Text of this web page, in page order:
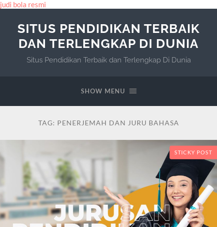
judi bola resmi
SITUS PENDIDIKAN TERBAIK
DAN TERLENGKAP DI DUNIA
Situs Pendidikan Terbaik dan Terlengkap Di Dunia
SHOW MENU
TAG: PENERJEMAH DAN JURU BAHASA
STICKY POST